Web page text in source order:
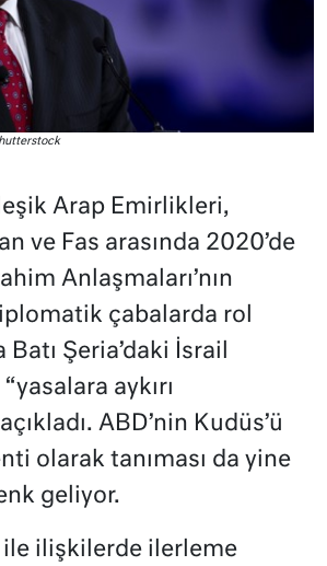
Arap Emirlikleri,
ve Fas arasında 2020’de
Anlaşmaları’nın
çabalarda rol
Batı Şeria’daki İsrail
aykırı
ABD’nin Kudüs’ü
olarak tanıması da yine
geliyor.
ile ilişkilerde ilerleme